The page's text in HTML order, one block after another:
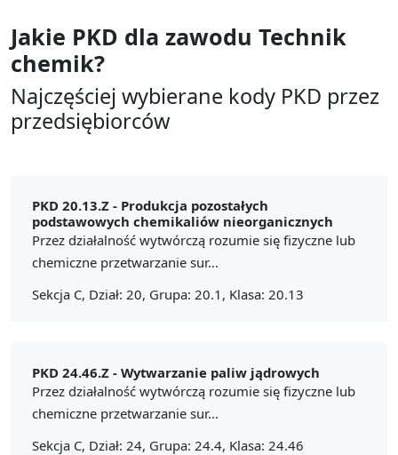
Jakie PKD dla zawodu Technik
chemik?
Najczęściej wybierane kody PKD przez
przedsiębiorców
PKD 20.13.Z - Produkcja pozostałych
podstawowych chemikaliów nieorganicznych
Przez działalność wytwórczą rozumie się fizyczne lub
chemiczne przetwarzanie sur...
Sekcja C, Dział: 20, Grupa: 20.1, Klasa: 20.13
PKD 24.46.Z - Wytwarzanie paliw jądrowych
Przez działalność wytwórczą rozumie się fizyczne lub
chemiczne przetwarzanie sur...
Sekcja C, Dział: 24, Grupa: 24.4, Klasa: 24.46